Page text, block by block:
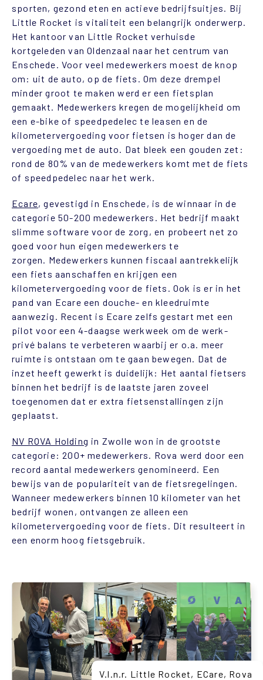
sporten, gezond eten en actieve bedrijfsuitjes. Bij
Little Rocket is vitaliteit een belangrijk onderwerp.
Het kantoor van Little Rocket verhuisde
kortgeleden van Oldenzaal naar het centrum van
Enschede. Voor veel medewerkers moest de knop
om: uit de auto, op de fiets. Om deze drempel
minder groot te maken werd er een fietsplan
gemaakt. Medewerkers kregen de mogelijkheid om
een e-bike of speedpedelec te leasen en de
kilometervergoeding voor fietsen is hoger dan de
vergoeding met de auto. Dat bleek een gouden zet:
rond de 80% van de medewerkers komt met de fiets
of speedpedelec naar het werk.
Ecare, gevestigd in Enschede, is de winnaar in de
categorie 50-200 medewerkers. Het bedrijf maakt
slimme software voor de zorg, en probeert net zo
goed voor hun eigen medewerkers te
zorgen. Medewerkers kunnen fiscaal aantrekkelijk
een fiets aanschaffen en krijgen een
kilometervergoeding voor de fiets. Ook is er in het
pand van Ecare een douche- en kleedruimte
aanwezig. Recent is Ecare zelfs gestart met een
pilot voor een 4-daagse werkweek om de werk-
privé balans te verbeteren waarbij er o.a. meer
ruimte is ontstaan om te gaan bewegen. Dat de
inzet heeft gewerkt is duidelijk: Het aantal fietsers
binnen het bedrijf is de laatste jaren zoveel
toegenomen dat er extra fietsenstallingen zijn
geplaatst.
NV ROVA Holding in Zwolle won in de grootste
categorie: 200+ medewerkers. Rova werd door een
record aantal medewerkers genomineerd. Een
bewijs van de populariteit van de fietsregelingen.
Wanneer medewerkers binnen 10 kilometer van het
bedrijf wonen, ontvangen ze alleen een
kilometervergoeding voor de fiets. Dit resulteert in
een enorm hoog fietsgebruik.
V.l.n.r. Little Rocket, ECare, Rova